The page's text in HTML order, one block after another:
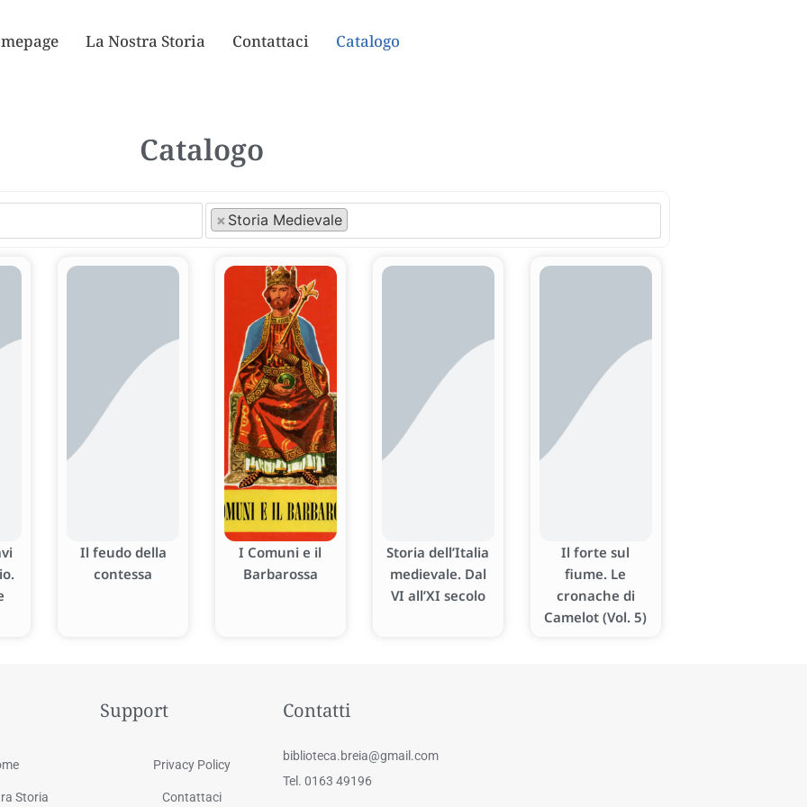
La Nostra Storia Contattaci Catalogo
Catalogo
× Storia Medievale
Il feudo della
contessa
I Comuni e il
Barbarossa
Storia dell’Italia
medievale. Dal
VI all’XI secolo
Il forte sul
fiume. Le
cronache di
Camelot (Vol. 5)
Storia
Support
Privacy Policy
Contattaci
Contatti
biblioteca.breia@gmail.com
Tel. 0163 49196